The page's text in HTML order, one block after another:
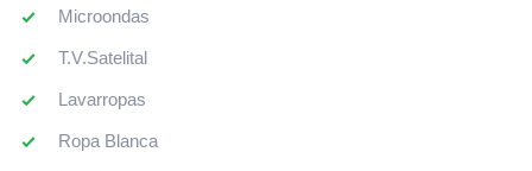
Microondas
T.V.Satelital
Lavarropas
Ropa Blanca